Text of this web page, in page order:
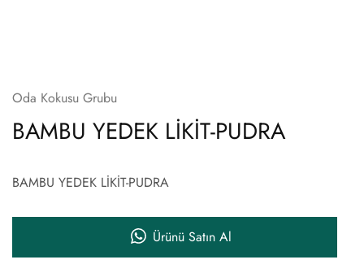
Oda Kokusu Grubu
BAMBU YEDEK LİKİT-PUDRA
BAMBU YEDEK LİKİT-PUDRA
Ürünü Satın Al